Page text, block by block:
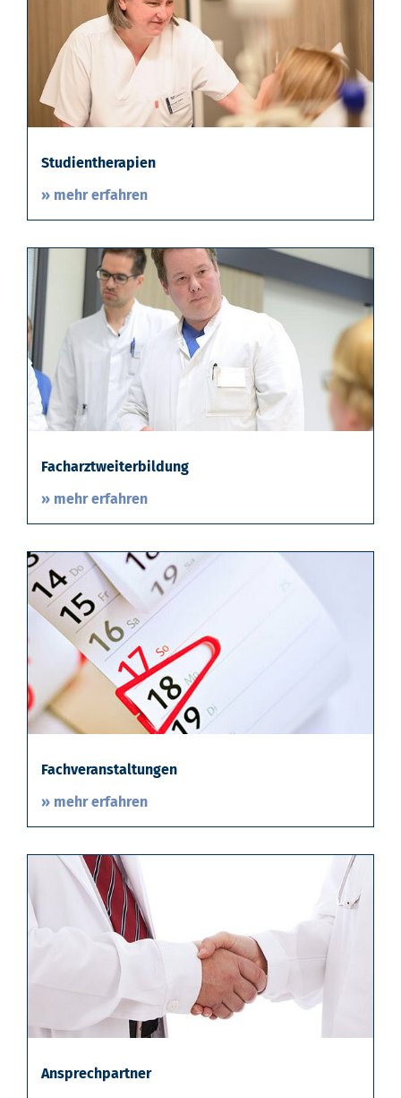
Studientherapien
» mehr erfahren
Facharztweiterbildung
» mehr erfahren
Fachveranstaltungen
» mehr erfahren
Ansprechpartner